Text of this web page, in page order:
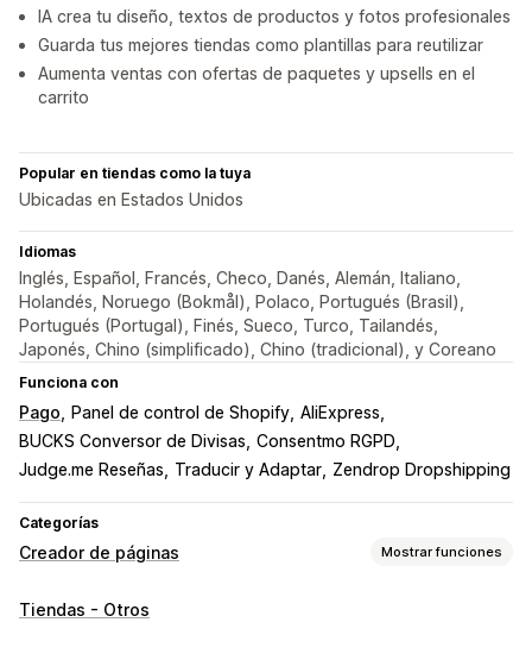
IA crea tu diseño, textos de productos y fotos profesionales
Guarda tus mejores tiendas como plantillas para reutilizar
Aumenta ventas con ofertas de paquetes y upsells en el
carrito
Popular en tiendas como la tuya
Ubicadas en Estados Unidos
Idiomas
Inglés, Español, Francés, Checo, Danés, Alemán, Italiano,
Holandés, Noruego (Bokmål), Polaco, Portugués (Brasil),
Portugués (Portugal), Finés, Sueco, Turco, Tailandés,
Japonés, Chino (simplificado), Chino (tradicional), y Coreano
Funciona con
Pago Panel de control de Shopify AliExpress
BUCKS Conversor de Divisas Consentmo RGPD
Judge.me Reseñas
Traducir y Adaptar Zendrop Dropshipping
Categorías
Creador de páginas Mostrar funciones
Tipos de páginas
Tiendas - Otros